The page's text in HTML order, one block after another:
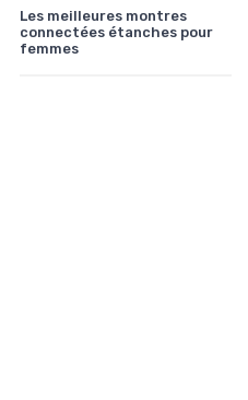
Les meilleures montres
connectées étanches pour
femmes